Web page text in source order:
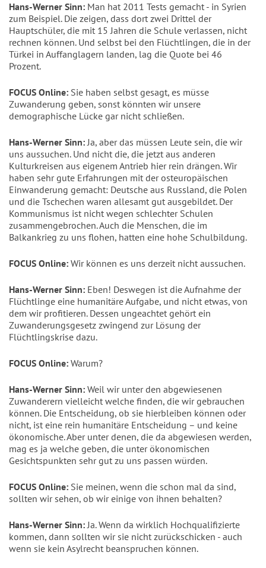
Hans-Werner Sinn: Man hat 2011 Tests gemacht - in Syrien
zum Beispiel. Die zeigen, dass dort zwei Drittel der
Hauptschüler, die mit 15 Jahren die Schule verlassen, nicht
rechnen können. Und selbst bei den Flüchtlingen, die in der
Türkei in Auffanglagern landen, lag die Quote bei 46
Prozent.
FOCUS Online: Sie haben selbst gesagt, es müsse
Zuwanderung geben, sonst könnten wir unsere
demographische Lücke gar nicht schließen.
Hans-Werner Sinn:Ja, aber das müssen Leute sein, die wir
uns aussuchen. Und nicht die, die jetzt aus anderen
Kulturkreisen aus eigenem Antrieb hier rein drängen. Wir
haben sehr gute Erfahrungen mit der osteuropäischen
Einwanderung gemacht: Deutsche aus Russland, die Polen
und die Tschechen waren allesamt gut ausgebildet. Der
Kommunismus ist nicht wegen schlechter Schulen
zusammengebrochen. Auch die Menschen, die im
Balkankrieg zu uns flohen, hatten eine hohe Schulbildung.
FOCUS Online: Wir können es uns derzeit nicht aussuchen.
Hans-Werner Sinn: Eben! Deswegen ist die Aufnahme der
Flüchtlinge eine humanitäre Aufgabe, und nicht etwas, von
dem wir profitieren. Dessen ungeachtet gehört ein
Zuwanderungsgesetz zwingend zur Lösung der
Flüchtlingskrise dazu.
FOCUS Online: Warum?
Hans-Werner Sinn: Weil wir unter den abgewiesenen
Zuwanderern vielleicht welche finden, die wir gebrauchen
können. Die Entscheidung, ob sie hierbleiben können oder
nicht, ist eine rein humanitäre Entscheidung – und keine
ökonomische. Aber unter denen, die da abgewiesen werden,
mag es ja welche geben, die unter ökonomischen
Gesichtspunkten sehr gut zu uns passen würden.
FOCUS Online: Sie meinen, wenn die schon mal da sind,
sollten wir sehen, ob wir einige von ihnen behalten?
Hans-Werner Sinn:Ja. Wenn da wirklich Hochqualifizierte
kommen, dann sollten wir sie nicht zurückschicken - auch
wenn sie kein Asylrecht beanspruchen können.